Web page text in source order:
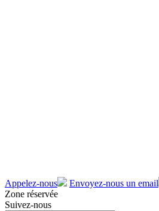
Appelez-nous Envoyez-nous un email
Zone réservée
Suivez-nous